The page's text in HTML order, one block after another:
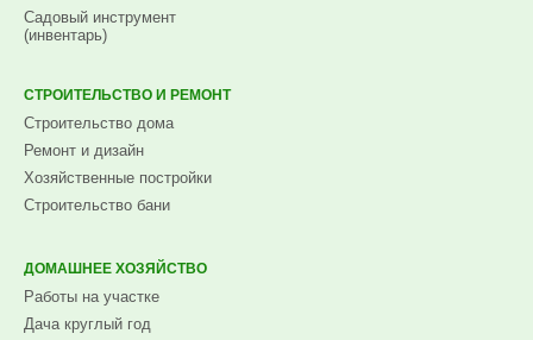
Садовый инструмент
(инвентарь)
СТРОИТЕЛЬСТВО И РЕМОНТ
Строительство дома
Ремонт и дизайн
Хозяйственные постройки
Строительство бани
ДОМАШНЕЕ ХОЗЯЙСТВО
Работы на участке
Дача круглый год